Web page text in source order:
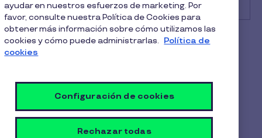
Buscar
Comercio
¿Perdí mi clave, cómo la
recupero?
1 Min de Lectura 22 Julio 2025
ayudar en nuestros esfuerzos de marketing. Por
favor, consulte nuestra Política de Cookies para
obtener más información sobre cómo utilizamos las
cookies y cómo puede administrarlas. Política de
cookies
Configuración de cookies
Rechazar todas